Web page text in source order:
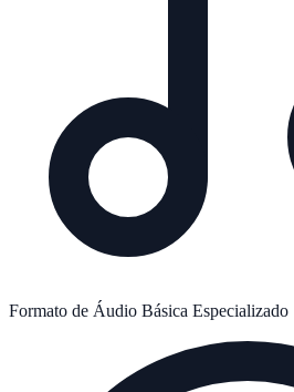
Formato de Áudio Básica Especializado